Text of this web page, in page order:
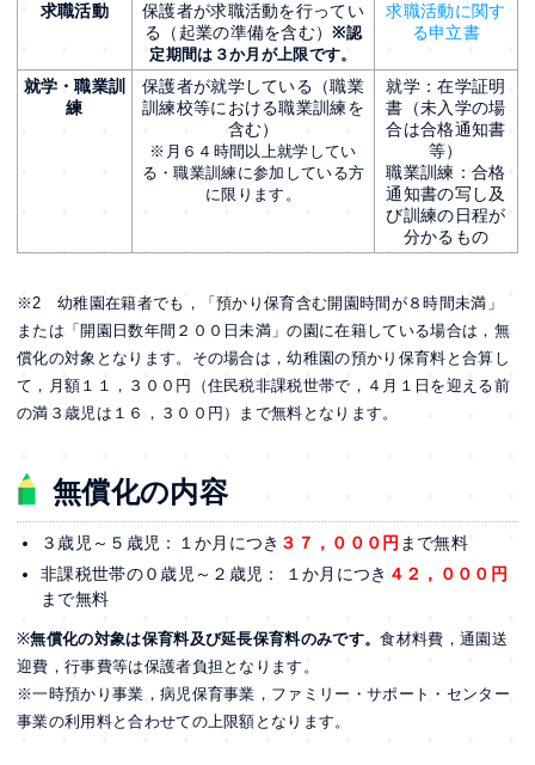
求職活動
保護者が求職活動を行ってい
る（起業の準備を含む）※認
定期間は３か月が上限です。
求職活動に関す
る申立書
就学・職業訓
練
保護者が就学している（職業
訓練校等における職業訓練を
含む）
※月６４時間以上就学してい
る・職業訓練に参加している方
に限ります。
就学：在学証明
書（未入学の場
合は合格通知書
等）
職業訓練：合格
通知書の写し及
び訓練の日程が
分かるもの
※2 幼稚園在籍者でも，「預かり保育含む開園時間が８時間未満」
または「開園日数年間２００日未満」の園に在籍している場合は，無
償化の対象となります。その場合は，幼稚園の預かり保育料と合算し
て，月額１１，３００円（住民税非課税世帯で，４月１日を迎える前
の満３歳児は１６，３００円）まで無料となります。
無償化の内容
３歳児～５歳児：１か月につき ３ ７，０００円 まで無料
非課税世帯の０歳児～２歳児： １か月につき ４ ２，０００円
まで無料
※無償化の対象は保育料及び延長保育料のみです。食材料費，通園送
迎費，行事費等は保護者負担となります。
※一時預かり事業，病児保育事業，ファミリー・サポート・センター
事業の利用料と合わせての上限額となります。